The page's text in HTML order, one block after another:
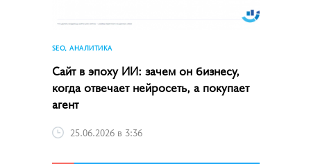
SEO, АНАЛИТИКА
Сайт в эпоху ИИ: зачем он бизнесу,
когда отвечает нейросеть, а покупает
агент
25.06.2026 в 3:36